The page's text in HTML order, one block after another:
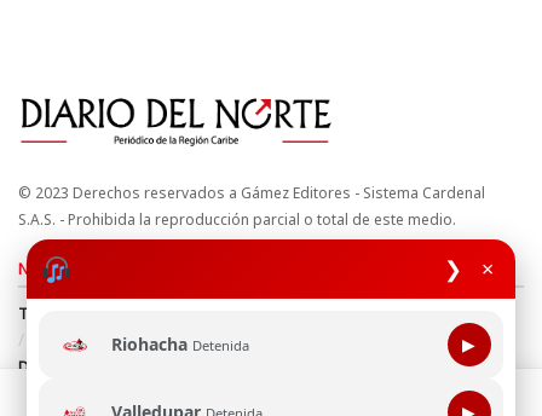
❯ ×
Riohacha Detenida ▶
Valledupar Detenida
© 2023 Derechos reservados a Gámez Editores - Sistema Cardenal
S.A.S. - Prohibida la reproducción parcial o total de este medio.
Nuestros sitios
Términos y Condiciones
Política de uso de cookies
Política de Tratamiento de Datos
Directrices Editoriales
Esta página web usa cookie para mejorar tu experiencia de